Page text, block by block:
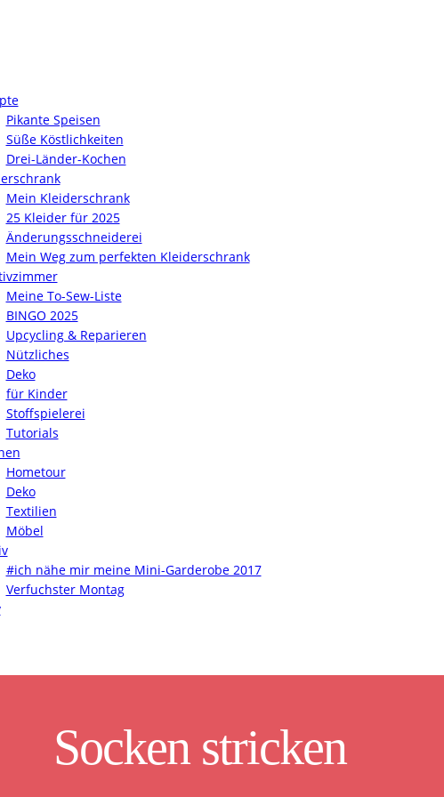
Pikante Speisen
Süße Köstlichkeiten
Drei-Länder-Kochen
Mein Kleiderschrank
25 Kleider für 2025
Änderungsschneiderei
Mein Weg zum perfekten Kleiderschrank
Meine To-Sew-Liste
BINGO 2025
Upcycling & Reparieren
Nützliches
Deko
für Kinder
Stoffspielerei
Tutorials
Hometour
Deko
Textilien
Möbel
#ich nähe mir meine Mini-Garderobe 2017
Verfuchster Montag
Socken stricken